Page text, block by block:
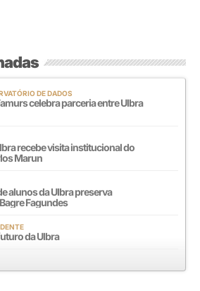
DE DADOS
celebra parceria entre Ulbra
recebe visita institucional do
Marun
alunos da Ulbra preserva
Fagundes
da Ulbra